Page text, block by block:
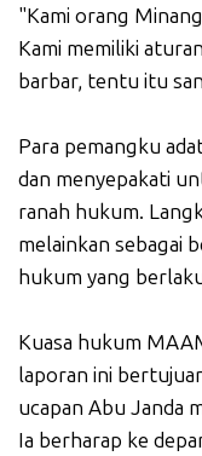
"Kami orang
Kami memiliki
barbar, tentu itu
Para pemangku
dan menyepakati
ranah hukum.
melainkan sebagai
hukum yang
Kuasa hukum
laporan ini
ucapan Abu Janda
Ia berharap ke